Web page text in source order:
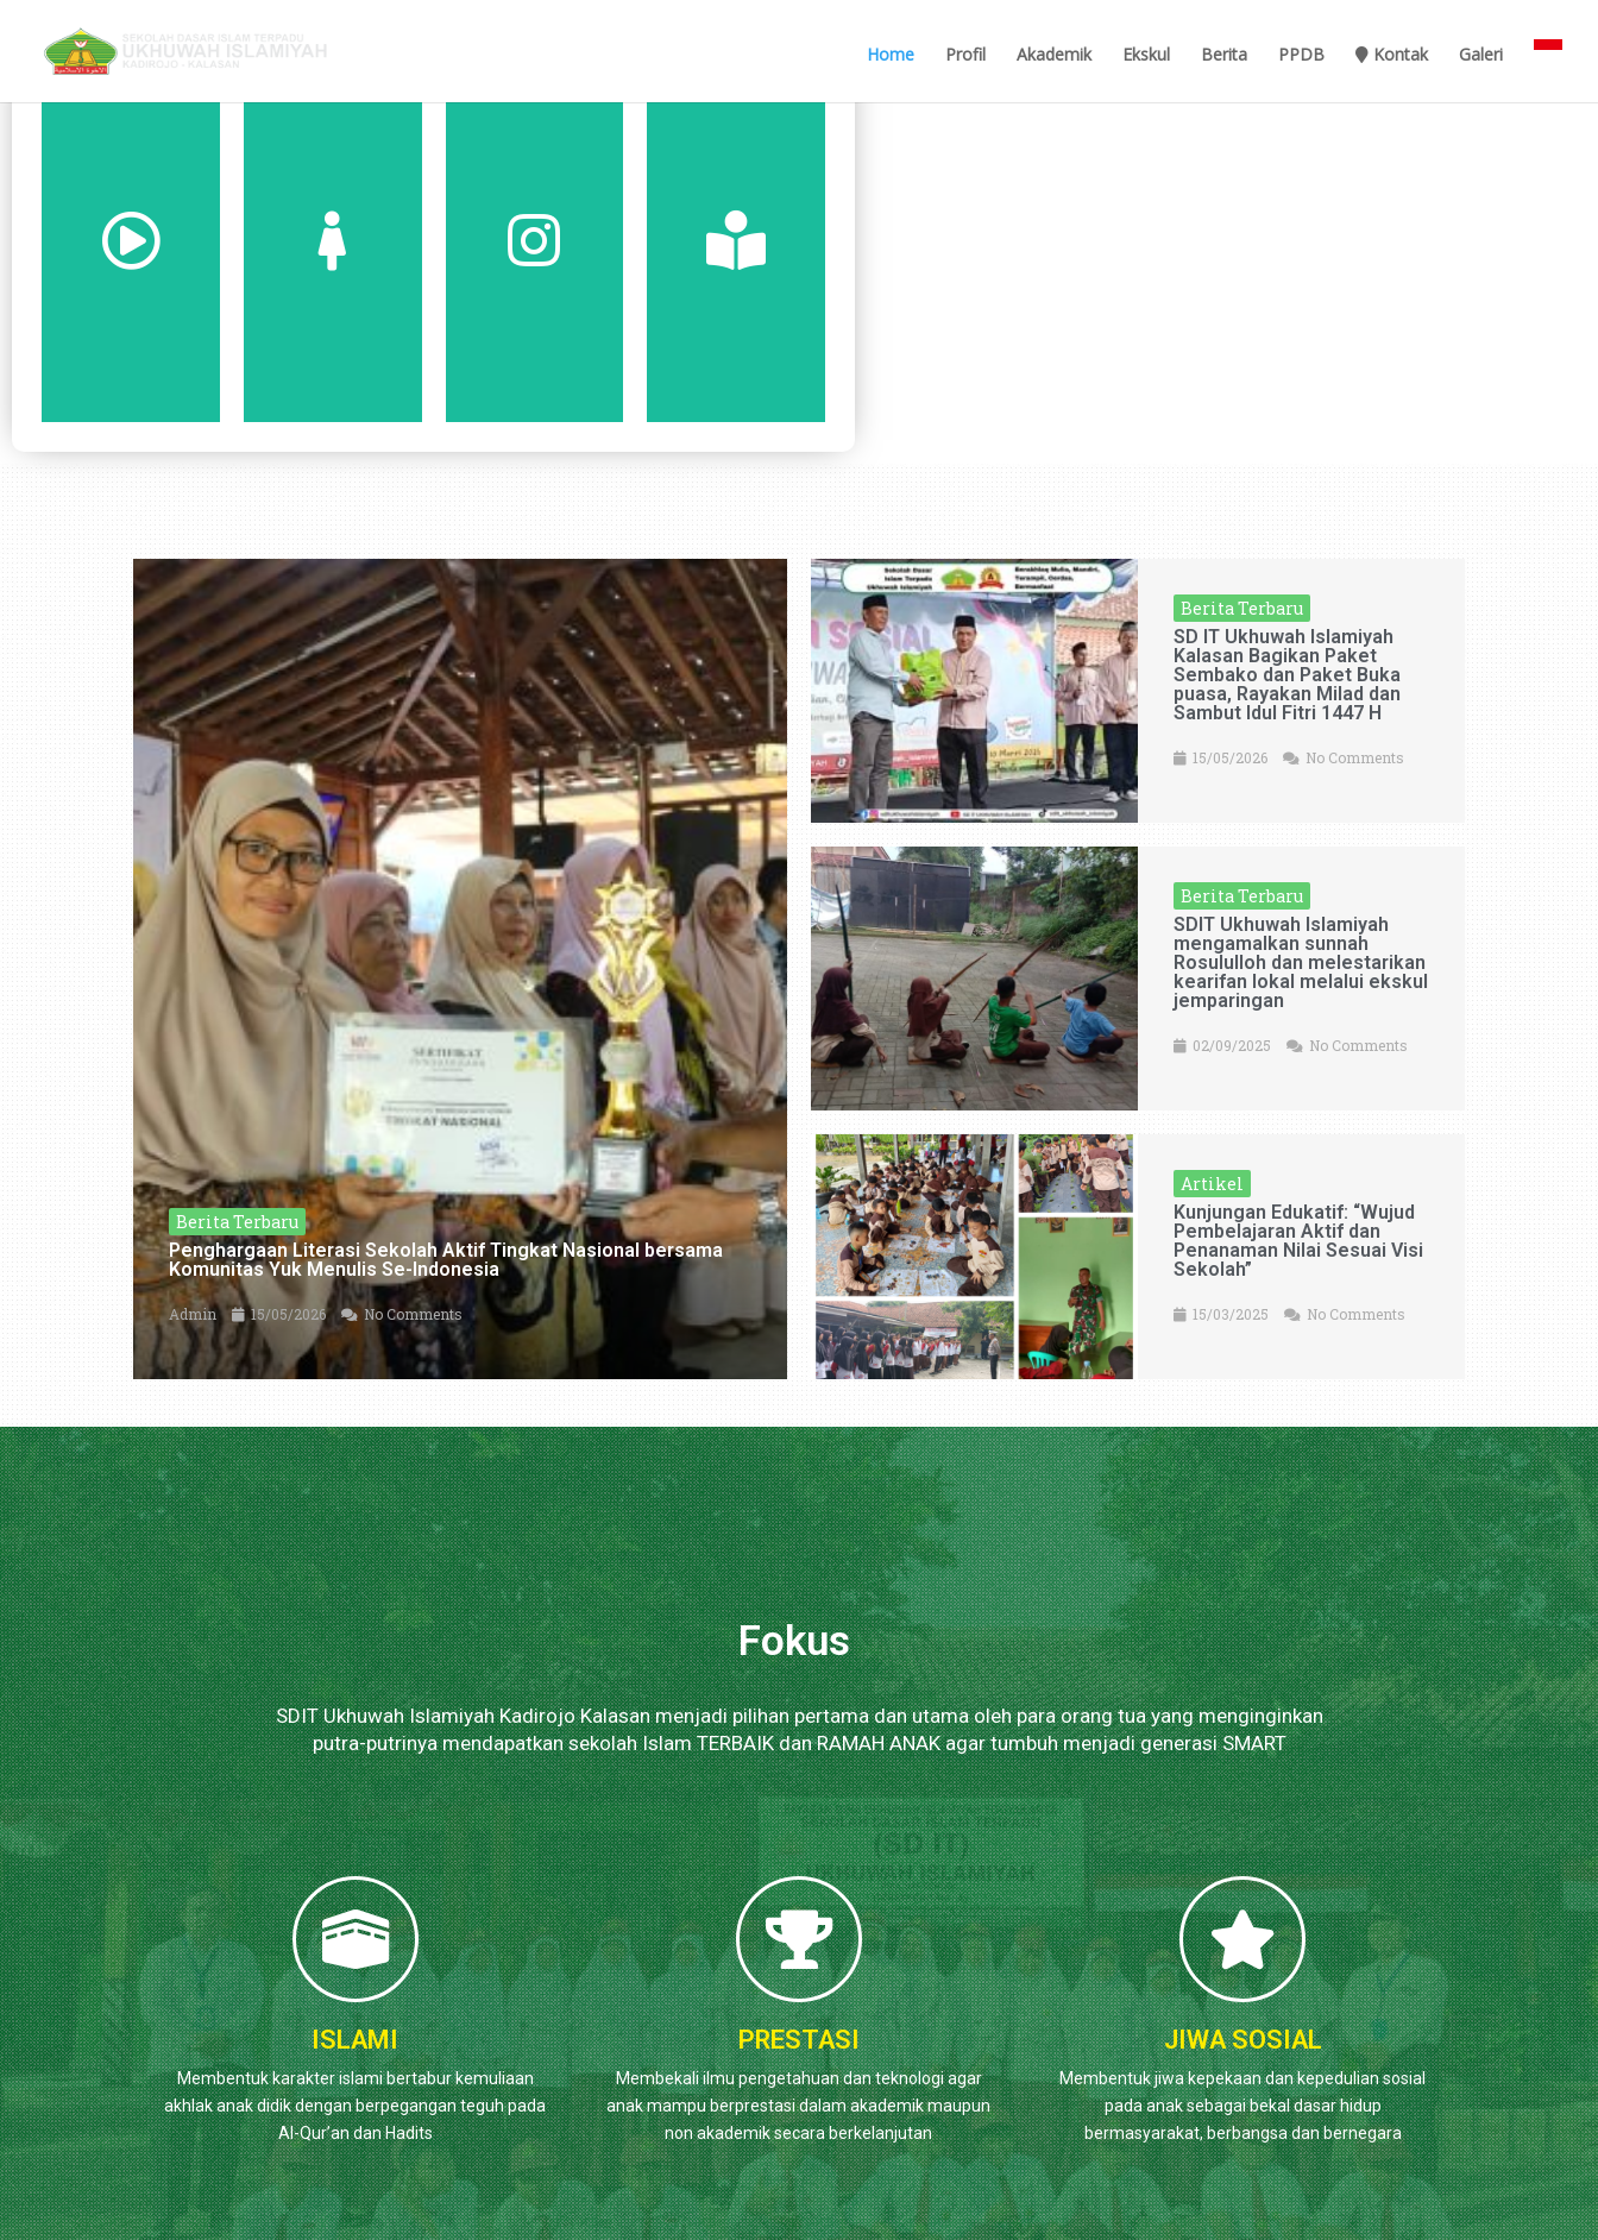
Home Profil Akademik Ekskul Berita PPDB Kontak Galeri
Click
Here
Click
Here
Islamiyah SIswa
Click
Berita Terbaru
Penghargaan Literasi Sekolah Aktif Tingkat Nasional bersama
Komunitas Yuk Menulis Se-Indonesia
Admin 15/05/2026 No Comments
Berita Terbaru
SD IT Ukhuwah Islamiyah
Kalasan Bagikan Paket
Sembako dan Paket Buka
puasa, Rayakan Milad dan
Sambut Idul Fitri 1447 H
15/05/2026 No Comments
Berita Terbaru
SDIT Ukhuwah Islamiyah
mengamalkan sunnah
Rosululloh dan melestarikan
kearifan lokal melalui ekskul
jemparingan
02/09/2025 No Comments
Artikel
Kunjungan Edukatif: “Wujud
Pembelajaran Aktif dan
Penanaman Nilai Sesuai Visi
Sekolah”
15/03/2025 No Comments
Fokus
SDIT Ukhuwah Islamiyah Kadirojo Kalasan menjadi pilihan pertama dan utama oleh para orang tua yang menginginkan
putra-putrinya mendapatkan sekolah Islam TERBAIK dan RAMAH ANAK agar tumbuh menjadi generasi SMART
ISLAMI
Membentuk karakter islami bertabur kemuliaan
akhlak anak didik dengan berpegangan teguh pada
Al-Qur’an dan Hadits
PRESTASI
Membekali ilmu pengetahuan dan teknologi agar
anak mampu berprestasi dalam akademik maupun
non akademik secara berkelanjutan
JIWA SOSIAL
Membentuk jiwa kepekaan dan kepedulian sosial
pada anak sebagai bekal dasar hidup
bermasyarakat, berbangsa dan bernegara